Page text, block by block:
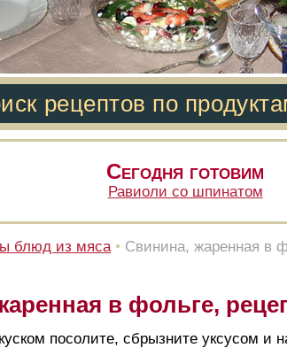
рецептов по
Сегодня готовим
Равиоли со шпинатом
блюд из мяса • Свинина, жаренная в
в фольге,
посолите, сбрызните уксусом и